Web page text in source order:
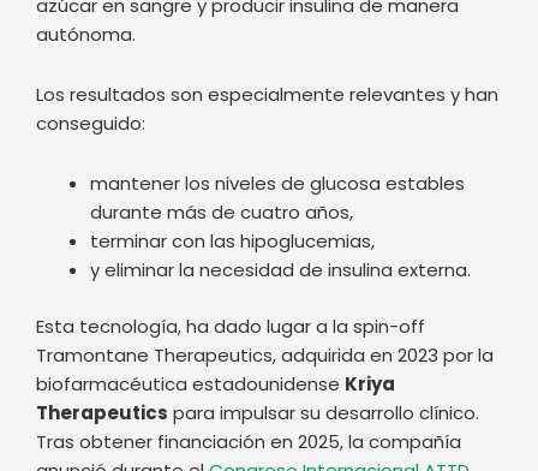
mantener los niveles de glucosa estables
terminar con las hipoglucemias,
y eliminar la necesidad de insulina externa.
Esta tecnología, ha dado lugar a la spin-off
Tramontane Therapeutics, adquirida en 2023 por la
biofarmacéutica estadounidenseKriya
Therapeuticspara impulsar su desarrollo clínico.
Tras obtener financiación en 2025, la compañía
anunció durante el Congreso Internacional ATTD
2026su intención de iniciar este mismo año un
ensayo clínico fase 1 en personas.
Ventajas e inconvenientes de la terapia génica